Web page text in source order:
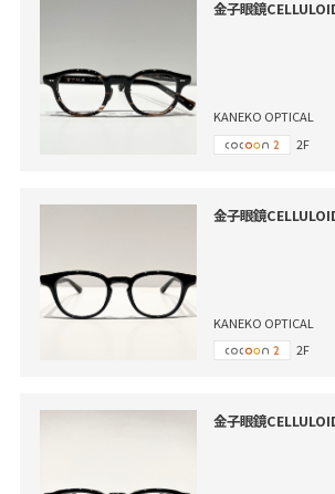
金子眼鏡
KANEKO OPTICAL
2F
金子眼鏡
KANEKO OPTICAL
2F
金子眼鏡